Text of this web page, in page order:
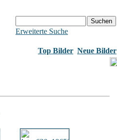
Erweiterte Suche
Top Bilder Neue Bilder